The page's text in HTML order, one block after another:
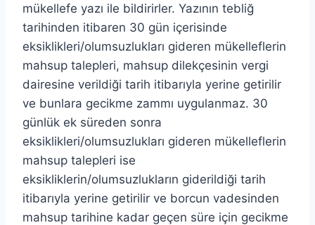
mükellefe yazı ile bildirirler. Yazının tebliğ
tarihinden itibaren 30 gün içerisinde
eksiklikleri/olumsuzlukları gideren mükelleflerin
mahsup talepleri, mahsup dilekçesinin vergi
dairesine verildiği tarih itibarıyla yerine getirilir
ve bunlara gecikme zammı uygulanmaz. 30
günlük ek süreden sonra
eksiklikleri/olumsuzlukları gideren mükelleflerin
mahsup talepleri ise
eksikliklerin/olumsuzlukların giderildiği tarih
itibarıyla yerine getirilir ve borcun vadesinden
mahsup tarihine kadar geçen süre için gecikme